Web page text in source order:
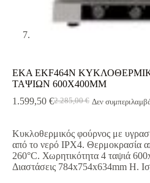
EKA EKF464N
ΤΑΨΙΩΝ 600X400MM
2.285,00€
Original
2.285,00 €.
1.599,50 €
Η
είναι:
1.599,50 €.
Δεν
Κυκλοθερμικός φούρνος με
από το νερό IPX4. Θερμοκρασία
260°C. Χωρητικότητα 4 ταψιά
Διαστάσεις 784x754x634mm H.